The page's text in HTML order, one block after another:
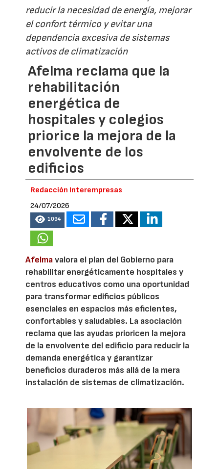
reducir la necesidad de energía, mejorar
el confort térmico y evitar una
dependencia excesiva de sistemas
activos de climatización
Afelma reclama que la
rehabilitación
energética de
hospitales y colegios
priorice la mejora de la
envolvente de los
edificios
Redacción Interempresas
24/07/2026
1094
Afelmavalora el plan del Gobierno para
rehabilitar energéticamente hospitales y
centros educativos como una oportunidad
para transformar edificios públicos
esenciales en espacios más eficientes,
confortables y saludables. La asociación
reclama que las ayudas prioricen la mejora
de la envolvente del edificio para reducir la
demanda energética y garantizar
beneficios duraderos más allá de la mera
instalación de sistemas de climatización.